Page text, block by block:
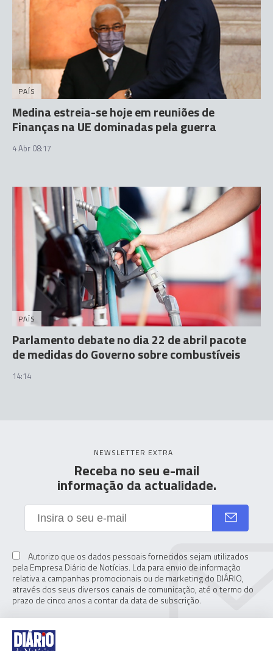
PAÍS
Medina estreia-se hoje em reuniões de
Finanças na UE dominadas pela guerra
4 Abr 08:17
PAÍS
Parlamento debate no dia 22 de abril pacote
de medidas do Governo sobre combustíveis
14:14
NEWSLETTER EXTRA
Receba no seu e-mail
informação da actualidade.
Autorizo que os dados pessoais fornecidos sejam utilizados
pela Empresa Diário de Notícias. Lda para envio de informação
relativa a campanhas promocionais ou de marketing do DIÁRIO,
através dos seus diversos canais de comunicação, até o termo do
prazo de cinco anos a contar da data de subscrição.